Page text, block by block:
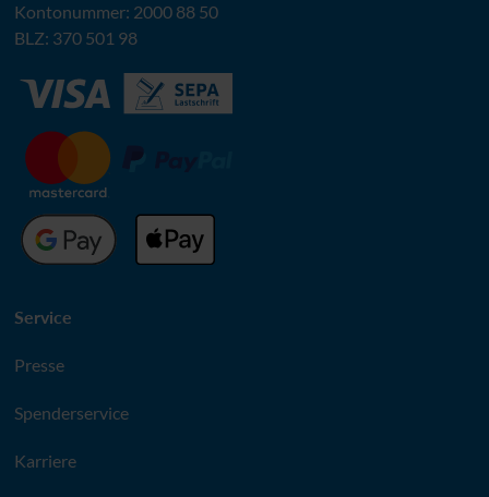
Kontonummer: 2000 88 50
BLZ: 370 501 98
Service
Presse
Spenderservice
Karriere